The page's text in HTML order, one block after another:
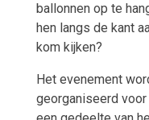
ballonnen op te
hen langs de kant
kom kijken?
Het evenement
georganiseerd